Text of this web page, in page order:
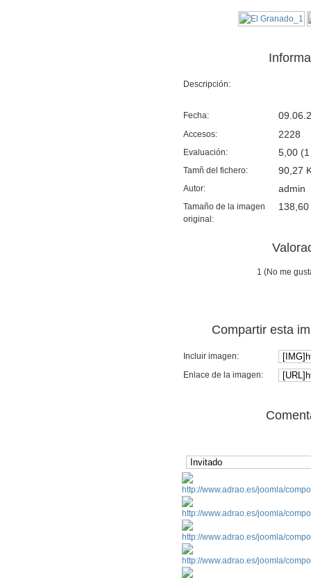
Descripción:
Fecha:
Accesos: 2228
Evaluación: 5,00
Tamñ del fichero: 90,27
Autor: admin
Tamaño de la imagen
original:
1 (No me
Compartir esta
Incluir imagen:
Enlace de la imagen: